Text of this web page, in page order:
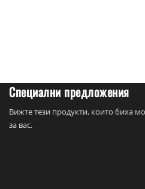
Специални предложения
Вижте тези продукти, които биха
за вас.